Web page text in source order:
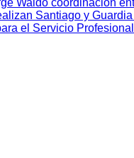
Waldo coordinación
Santiago y
el Servicio